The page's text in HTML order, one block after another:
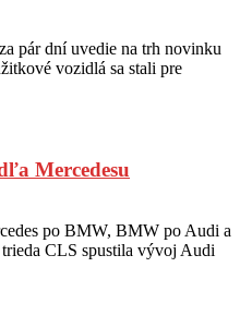
pár dní uvedie na trh novinku
vozidlá sa stali pre
Mercedesu
po BMW, BMW po Audi a
CLS spustila vývoj Audi